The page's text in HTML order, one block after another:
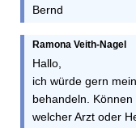
Bernd
Ramona Veith-Nagel
Hallo,
ich würde gern
behandeln.
welcher Arzt oder